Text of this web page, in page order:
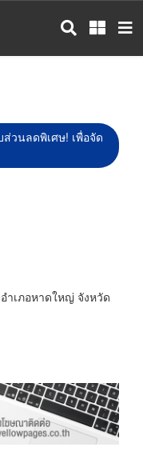
วนลดพิเศษ! เพื่อจัด
เภอหาดใหญ่ จังหวัด